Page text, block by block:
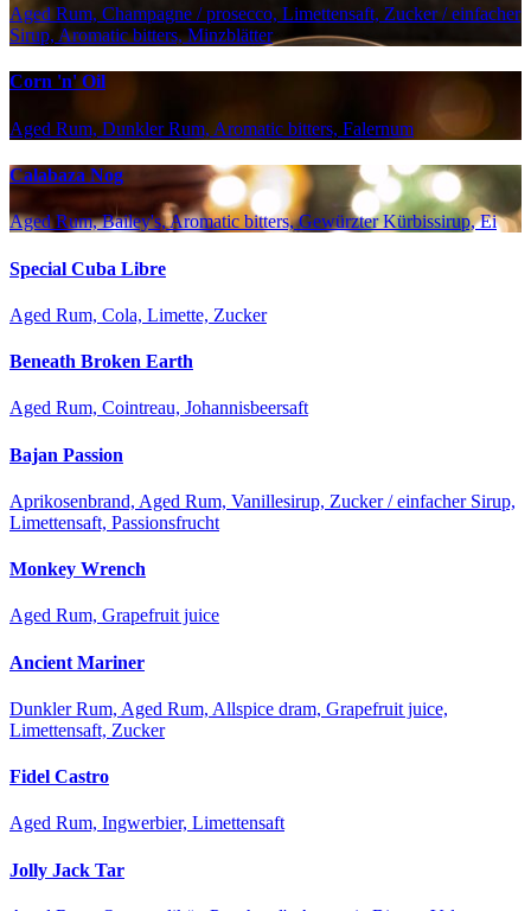
Aged Rum, Champagne / prosecco, Limettensaft, Zucker / einfacher
Sirup, Aromatic bitters, Minzblätter
Corn 'n' Oil
Aged Rum, Dunkler Rum, Aromatic bitters, Falernum
Calabaza Nog
Aged Rum, Bailey's, Aromatic bitters, Gewürzter Kürbissirup, Ei
Special Cuba Libre
Aged Rum, Cola, Limette, Zucker
Beneath Broken Earth
Aged Rum, Cointreau, Johannisbeersaft
Bajan Passion
Aprikosenbrand, Aged Rum, Vanillesirup, Zucker / einfacher Sirup,
Limettensaft, Passionsfrucht
Monkey Wrench
Aged Rum, Grapefruit juice
Ancient Mariner
Dunkler Rum, Aged Rum, Allspice dram, Grapefruit juice,
Limettensaft, Zucker
Fidel Castro
Aged Rum, Ingwerbier, Limettensaft
Jolly Jack Tar